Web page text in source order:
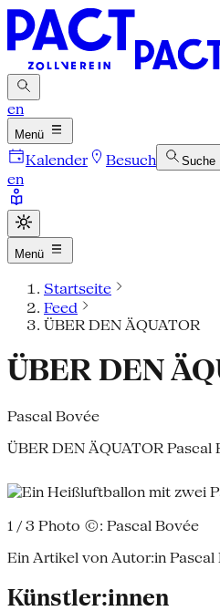
en
Menü
Kalender Besuch Suche
en
Menü
Startseite
Feed
ÜBER DEN ÄQUATOR
ÜBER DEN
Pascal Bovée
ÜBER DEN ÄQUATOR Pascal
1 / 3 Photo ©: Pascal Bovée
Ein Artikel von Autor:in Pascal
Künstler:innen